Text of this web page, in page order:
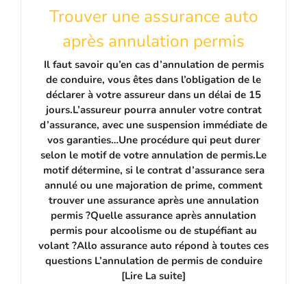
Trouver une assurance auto
après annulation permis
Il faut savoir qu’en cas d’annulation de permis
de conduire, vous êtes dans l’obligation de le
déclarer à votre assureur dans un délai de 15
jours.L’assureur pourra annuler votre contrat
d’assurance, avec une suspension immédiate de
vos garanties…Une procédure qui peut durer
selon le motif de votre annulation de permis.Le
motif détermine, si le contrat d’assurance sera
annulé ou une majoration de prime, comment
trouver une assurance après une annulation
permis ?Quelle assurance après annulation
permis pour alcoolisme ou de stupéfiant au
volant ?Allo assurance auto répond à toutes ces
questions L’annulation de permis de conduire
[Lire La suite]